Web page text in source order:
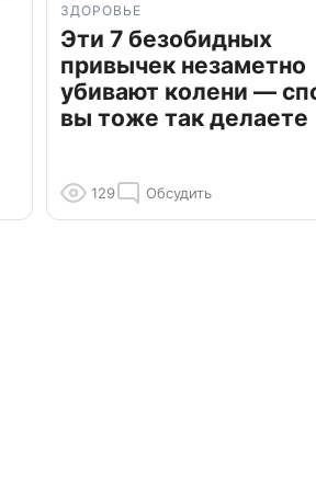
ЗДОРОВЬЕ
Эти 7 безобидных
привычек незаметно
убивают колени —
вы тоже так делаете
129 Обсудить